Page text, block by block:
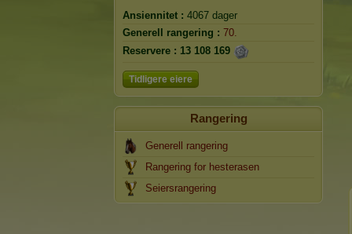
Ansiennitet : 4067 dager
Generell rangering : 70.
Reservere : 13 108 169
Tidligere eiere
Rangering
Generell rangering
Rangering for hesterasen
Seiersrangering